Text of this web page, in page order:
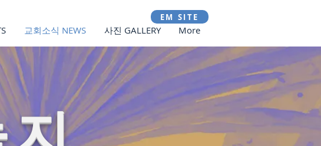
EM SITE
교회소식 NEWS 사진 GALLERY More